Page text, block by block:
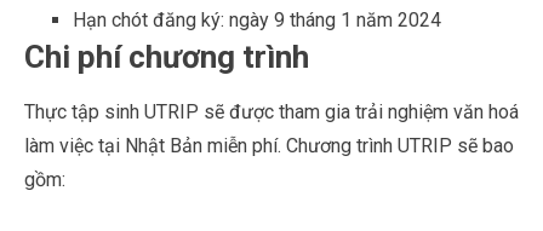
Hạn chót đăng ký: ngày 9 tháng 1 năm 2024
Chi phí chương trình
Thực tập sinh UTRIP sẽ được tham gia trải nghiệm văn hoá
làm việc tại Nhật Bản miễn phí. Chương trình UTRIP sẽ bao
gồm: